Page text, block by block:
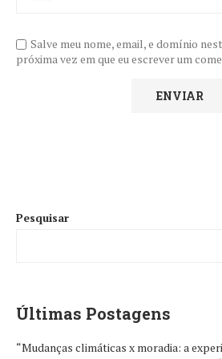
Salve meu nome, email, e domínio
próxima vez em que eu escrever um
Pesquisar
Últimas Postagens
“Mudanças climáticas x moradia: a